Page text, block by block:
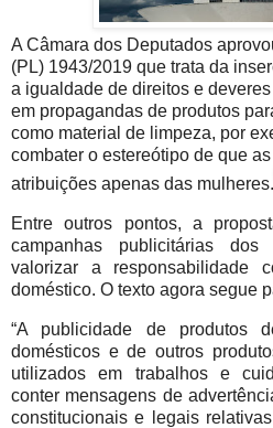
A Câmara dos Deputados
(PL) 1943/2019 que trata da
a igualdade de direitos e
em propagandas de produtos
como material de limpeza, por
combater o estereótipo de que
atribuições apenas das mulheres.
Entre outros pontos, a
campanhas publicitárias
valorizar a responsabilidade
doméstico. O texto agora segue
“A publicidade de produtos
domésticos e de outros
utilizados em trabalhos e
conter mensagens de
constitucionais e legais